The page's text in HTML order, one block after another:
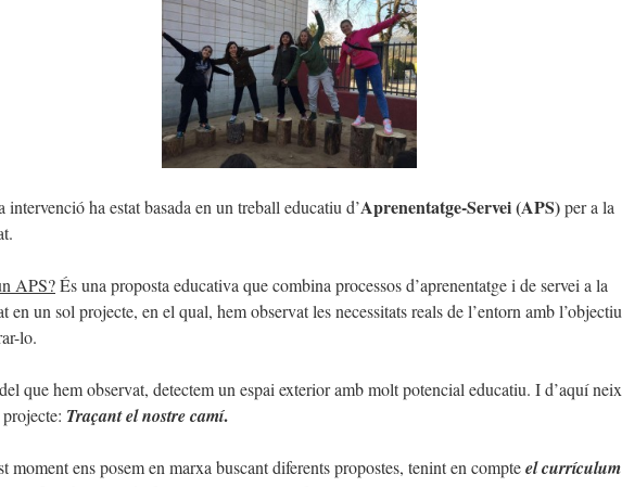
intervenció ha estat basada en un treball educatiu d’Aprenentatge-Servei (APS)per a la
APS?És una proposta educativa que combina processos d’aprenentatge i de servei a la
en un sol projecte, en el qual, hem observat les necessitats reals de l’entorn amb l’objectiu
lo.
que hem observat, detectem un espai exterior amb molt potencial educatiu. I d’aquí neix
Traçant el nostre camí.
moment ens posem en marxa buscant diferents propostes, tenint en compteel currículum